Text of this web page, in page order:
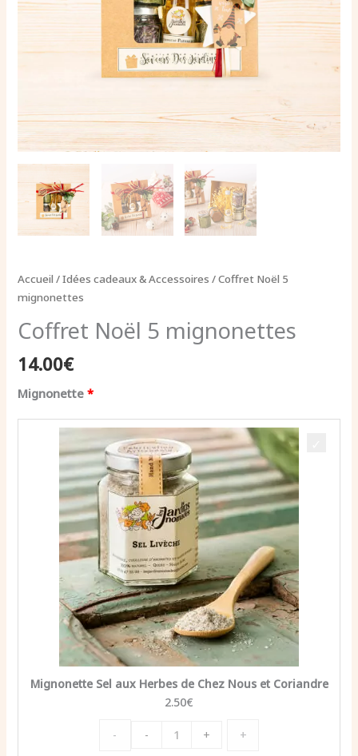
Accueil /Idées cadeaux & Accessoires / Coffret Noël 5
mignonettes
Coffret Noël 5 mignonettes
14.00€
Mignonette
Mignonette Sel aux Herbes de Chez Nous et Coriandre
2.50€
- -
quantité
+ +